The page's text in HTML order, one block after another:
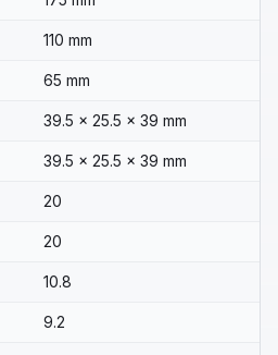
110 mm
65 mm
39.5 x 25.5 x 39 mm
39.5 x 25.5 x 39 mm
20
20
10.8
9.2